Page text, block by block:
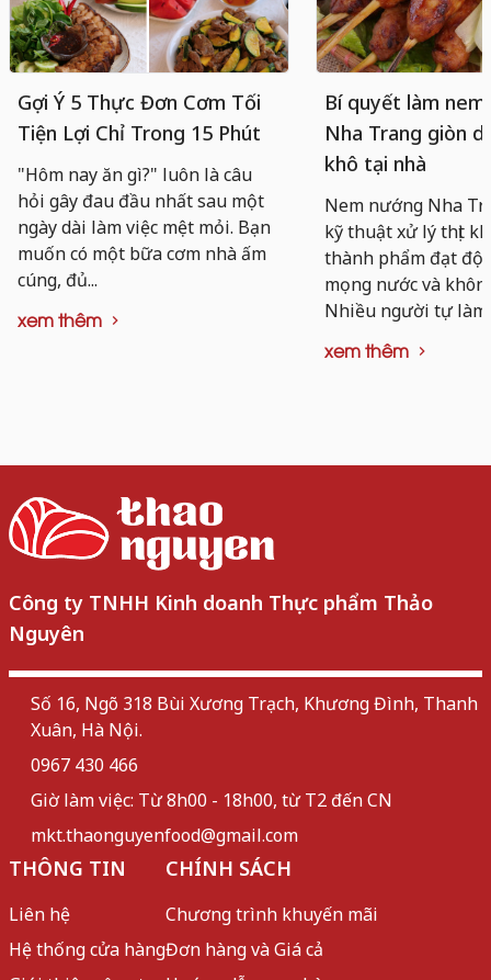
Gợi Ý 5 Thực Đơn Cơm Tối
Tiện Lợi Chỉ Trong 15 Phút
"Hôm nay ăn gì?" luôn là câu
hỏi gây đau đầu nhất sau một
ngày dài làm việc mệt mỏi. Bạn
muốn có một bữa cơm nhà ấm
cúng, đủ...
xem thêm
Bí quyết làm
Nha Trang giòn
khô tại nhà
Nem nướng Nha
kỹ thuật xử lý thịt
thành phẩm đạt độ
mọng nước và
Nhiều người tự
xem thêm
Công ty TNHH Kinh doanh Thực phẩm Thảo
Nguyên
Số 16, Ngõ 318 Bùi Xương Trạch, Khương Đình, Thanh
Xuân, Hà Nội.
0967 430 466
Giờ làm việc: Từ 8h00 - 18h00, từ T2 đến CN
mkt.thaonguyenfood@gmail.com
THÔNG TIN
Liên hệ
Hệ thống cửa hàng
CHÍNH SÁCH
Chương trình khuyến mãi
Đơn hàng và Giá cả